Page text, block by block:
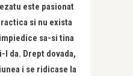
este pasionat
si nu exista
sa-si tina
l da. Drept dovada,
i se ridicase la